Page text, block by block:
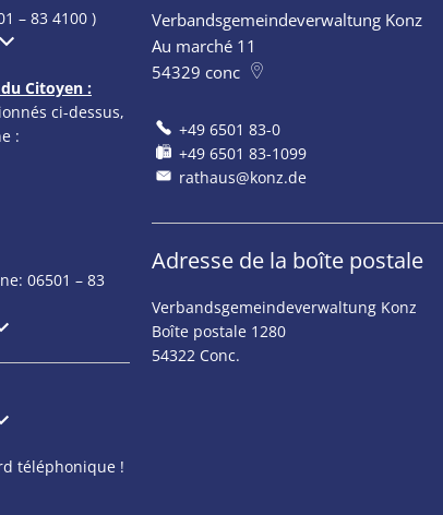
– 83 4100 )
ou de fermeture supplémentaires
Citoyen :
ci-dessus,
:
06501 – 83
ou de fermeture supplémentaires
ou de fermeture supplémentaires
téléphonique !
Verbandsgemeindeverwaltung Konz
Au marché 11
54329 conc
+49 6501 83-0
+49 6501 83-1099
rathaus@konz.de
Adresse de la boîte postale
Verbandsgemeindeverwaltung Konz
Boîte postale 1280
54322 Conc.